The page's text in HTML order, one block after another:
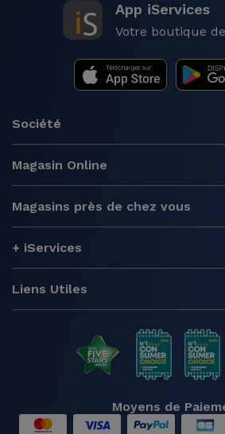
App iServices
Votre boutique
Société
Magasin Online
Magasins près de chez vous
+ iServices
Liens Utiles
Moyens de